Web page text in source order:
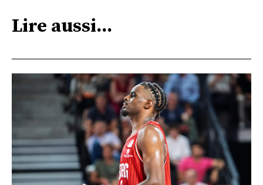
Lire aussi...